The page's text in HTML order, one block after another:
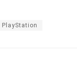
PlayStation